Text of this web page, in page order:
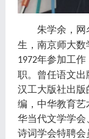
朱学余，网
生，南京师大数
1972年参加工作
职。曾任语文
汉工大版社出版
编，中华教育艺
华当代文学学
诗词学会特聘